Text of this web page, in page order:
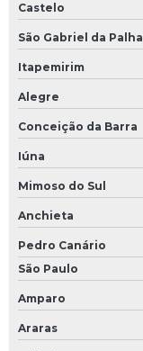
Castelo
São Gabriel da Palha
Itapemirim
Alegre
Conceição da Barra
Iúna
Mimoso do Sul
Anchieta
Pedro Canário
São Paulo
Amparo
Araras